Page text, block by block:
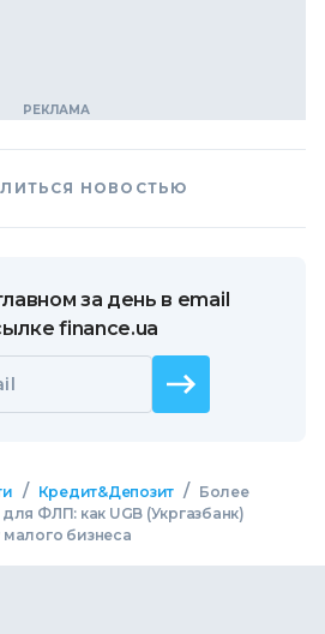
НОВОСТЬЮ
за день в email
finance.ua
/ Кредит&Депозит /
Более
ФЛП: как UGB (Укргазбанк)
бизнеса